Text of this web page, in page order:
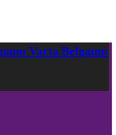
Varta Belgaum